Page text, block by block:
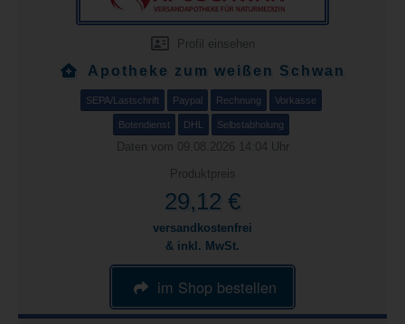
Profil einsehen
Apotheke zum weißen Schwan
SEPA/Lastschrift Paypal Rechnung Vorkasse
Botendienst DHL Selbstabholung
Daten vom 09.08.2026 14:04 Uhr
Produktpreis
29,12 €
versandkostenfrei
& inkl. MwSt.
im Shop bestellen